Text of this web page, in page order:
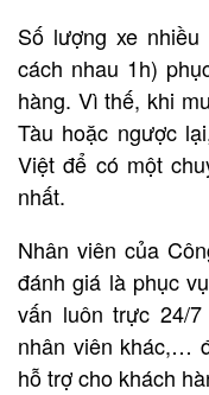
Số lượng xe
cách nhau 1h)
hàng. Vì thế, khi
Tàu hoặc ngược
Việt để có một
nhất.
Nhân viên của
đánh giá là phục
vấn luôn trực 24/
nhân viên khác,…
hỗ trợ cho khách